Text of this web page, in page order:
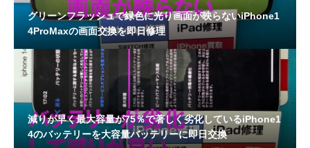
グリーンフラッシュで緑色に光り画面が映らないiPhone1
4ProMaxの画面交換を即日修理
減りが早く最大容量が75％で著しく劣化しているiPhone1
4のバッテリーを大容量バッテリーに即日交換